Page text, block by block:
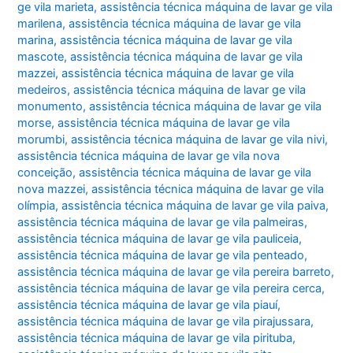
ge vila marieta,assistência técnica máquina de lavar ge vila
marilena,assistência técnica máquina de lavar ge vila
marina,assistência técnica máquina de lavar ge vila
mascote,assistência técnica máquina de lavar ge vila
mazzei,assistência técnica máquina de lavar ge vila
medeiros,assistência técnica máquina de lavar ge vila
monumento,assistência técnica máquina de lavar ge vila
morse,assistência técnica máquina de lavar ge vila
morumbi,assistência técnica máquina de lavar ge vila nivi,
assistência técnica máquina de lavar ge vila nova
conceição,assistência técnica máquina de lavar ge vila
nova mazzei,assistência técnica máquina de lavar ge vila
olímpia,assistência técnica máquina de lavar ge vila paiva,
assistência técnica máquina de lavar ge vila palmeiras,
assistência técnica máquina de lavar ge vila pauliceia,
assistência técnica máquina de lavar ge vila penteado,
assistência técnica máquina de lavar ge vila pereira barreto,
assistência técnica máquina de lavar ge vila pereira cerca,
assistência técnica máquina de lavar ge vila piauí,
assistência técnica máquina de lavar ge vila pirajussara,
assistência técnica máquina de lavar ge vila pirituba,